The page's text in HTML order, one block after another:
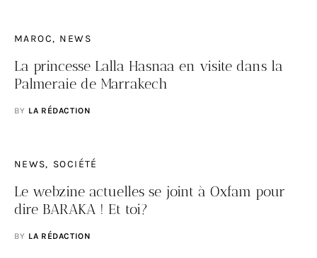
MAROC NEWS
La princesse Lalla Hasnaa en visite dans la
Palmeraie de Marrakech
BY LA RÉDACTION
NEWS SOCIÉTÉ
Le webzine actuelles se joint à Oxfam pour
dire BARAKA ! Et toi?
BY LA RÉDACTION